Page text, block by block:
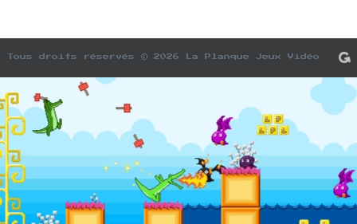
Tous droits réservés © 2026 La Planque Jeux Vidéo